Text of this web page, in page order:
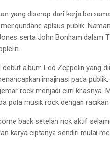
yang diserap dari kerja
mengundang aplaus publik.
serta John Bonham dalam
debut album Led Zeppelin yang
capkan imajinasi pada publik.
rock menjadi cirri khasnya .
pola musik rock dengan
back setelah nok aktif
karya ciptanya sendiri mulai